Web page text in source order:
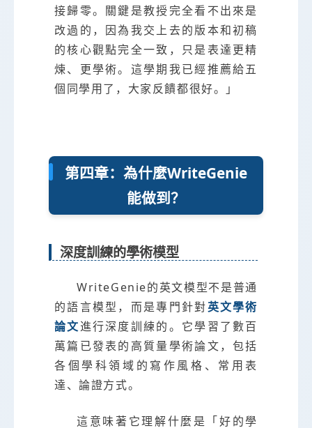
接歸零。關鍵是教授完全看不出來是
改過的，因為我交上去的版本和初稿
的核心觀點完全一致，只是表達更精
煉、更學術。這學期我已經推薦給五
個同學用了，大家反饋都很好。」
第四章：為什麼WriteGenie
能做到？
深度訓練的學術模型
WriteGenie的英文模型不是普通
的語言模型，而是專門針對英文學術
論文進行深度訓練的。它學習了數百
萬篇已發表的高質量學術論文，包括
各個學科領域的寫作風格、常用表
達、論證方式。
這意味著它理解什麼是「好的學